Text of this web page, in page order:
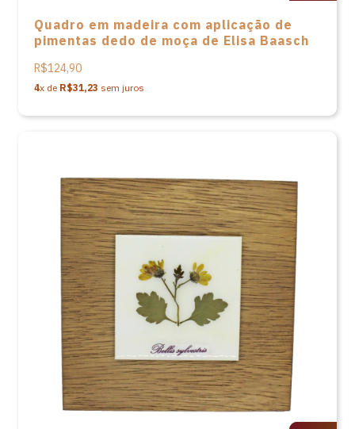
Quadro em madeira com aplicação de
pimentas dedo de moça de Elisa Baasch
R$124,90
4x de R$31,23 sem juros